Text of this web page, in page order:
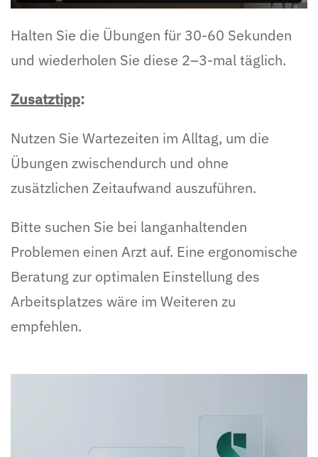
Halten Sie die Übungen für 30-60 Sekunden
und wiederholen Sie diese 2–3-mal täglich.
Zusatztipp:
Nutzen Sie Wartezeiten im Alltag, um die
Übungen zwischendurch und ohne
zusätzlichen Zeitaufwand auszuführen.
Bitte suchen Sie bei langanhaltenden
Problemen einen Arzt auf. Eine ergonomische
Beratung zur optimalen Einstellung des
Arbeitsplatzes wäre im Weiteren zu
empfehlen.